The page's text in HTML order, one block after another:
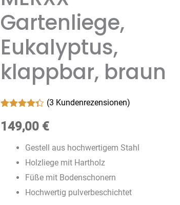
Gartenliege,
Eukalyptus,
klappbar, braun
mit4.33
von 5,
(3 Kundenrezensionen)
149,00 €
Gestell aus hochwertigem Stahl
Holzliege mit Hartholz
Füße mit Bodenschonern
Hochwertig pulverbeschichtet